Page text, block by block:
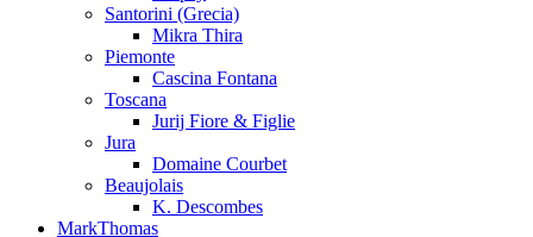
Santorini (Grecia)
Mikra Thira
Piemonte
Cascina Fontana
Toscana
Jurij Fiore & Figlie
Jura
Domaine Courbet
Beaujolais
K. Descombes
MarkThomas